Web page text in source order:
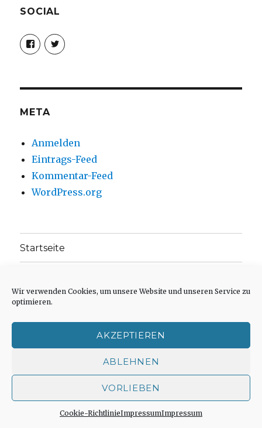
Wir verwenden Cookies, um unsere Website und unseren Service zu
optimieren.
AKZEPTIEREN
ABLEHNEN
VORLIEBEN
Cookie-RichtlinieImpressumImpressum
SOCIAL
Profil
von
christoph.fleischer1
anzeigen
Profil
von
anzeigen
META
Anmelden
Eintrags-Feed
Kommentar-Feed
WordPress.org
Startseite
Weitere Veröffentlichungen in Büchern oder
Einleitungstext: Fragen zur inhaltlichen
Position der Homepage und zum Begriff des
Einladung zur Mitarbeit: Rezensionen,
Aufsätze, Gedichte und Predigten